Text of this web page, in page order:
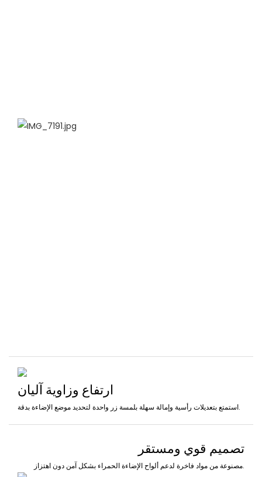
ارتفاع وزاوية آليان
استمتع بتعديلات رأسية وإمالة سهلة بلمسة زر واحدة لتحديد موضع الإضاءة بدقة.
تصميم قوي ومستقر
مصنوعة من مواد فاخرة لدعم ألواح الإضاءة الحمراء بشكل آمن دون اهتزاز.